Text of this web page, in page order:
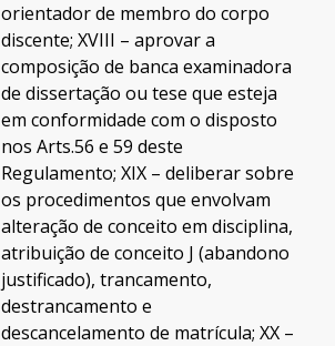
orientador de membro do corpo
discente; XVIII – aprovar a
composição de banca examinadora
de dissertação ou tese que esteja
em conformidade com o disposto
nos Arts.56 e 59 deste
Regulamento; XIX – deliberar sobre
os procedimentos que envolvam
alteração de conceito em disciplina,
atribuição de conceito J (abandono
justificado), trancamento,
destrancamento e
descancelamento de matrícula; XX –